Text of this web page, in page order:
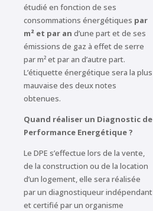
étudié en fonction de ses
consommations énergétiques par
m² et par an d’une part et de ses
émissions de gaz à effet de serre
par m² et par an d’autre part.
L’étiquette énergétique sera la plus
mauvaise des deux notes
obtenues.
Quand réaliser un Diagnostic de
Performance Energétique ?
Le DPE s’effectue lors de la vente,
de la construction ou de la location
d’un logement, elle sera réalisée
par un diagnostiqueur indépendant
et certifié par un organisme